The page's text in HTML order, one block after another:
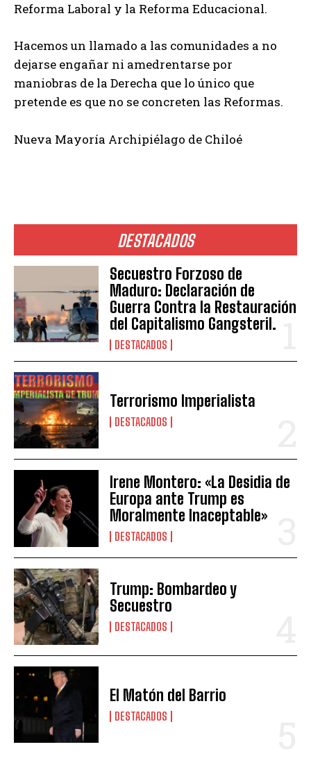
DESTACADOS
Secuestro Forzoso de
Maduro: Declaración de
Guerra Contra la Restauración
del Capitalismo Gangsteril.
DESTACADOS
Terrorismo Imperialista
DESTACADOS
Irene Montero: «La Desidia de
Europa ante Trump es
Moralmente Inaceptable»
DESTACADOS
Trump: Bombardeo y
Secuestro
DESTACADOS
El Matón del Barrio
DESTACADOS
Reforma Laboral y la Reforma Educacional.
Hacemos un llamado a las comunidades a no
dejarse engañar ni amedrentarse por
maniobras de la Derecha que lo único que
pretende es que no se concreten las Reformas.
Nueva Mayoría Archipiélago de Chiloé